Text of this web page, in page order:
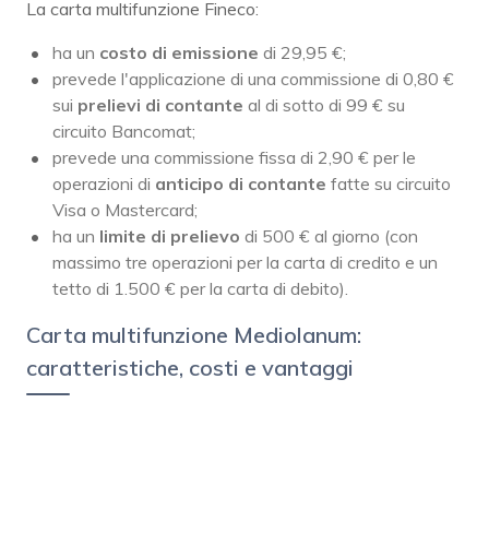
La carta multifunzione Fineco:
ha un costo di emissione di 29,95 €;
prevede l'applicazione di una commissione di 0,80 €
sui prelievi di contante al di sotto di 99 € su
circuito Bancomat;
prevede una commissione fissa di 2,90 € per le
operazioni di anticipo di contante fatte su circuito
Visa o Mastercard;
ha un limite di prelievo di 500 € al giorno (con
massimo tre operazioni per la carta di credito e un
tetto di 1.500 € per la carta di debito).
Carta multifunzione Mediolanum:
caratteristiche, costi e vantaggi